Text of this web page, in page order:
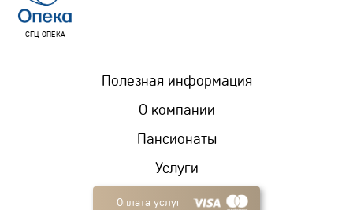
СГЦ ОПЕКА
Пансионаты
Услуги
Полезная информация
О компании
Оплата услуг